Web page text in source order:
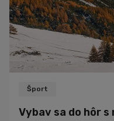
Šport
Vybav sa do hôr